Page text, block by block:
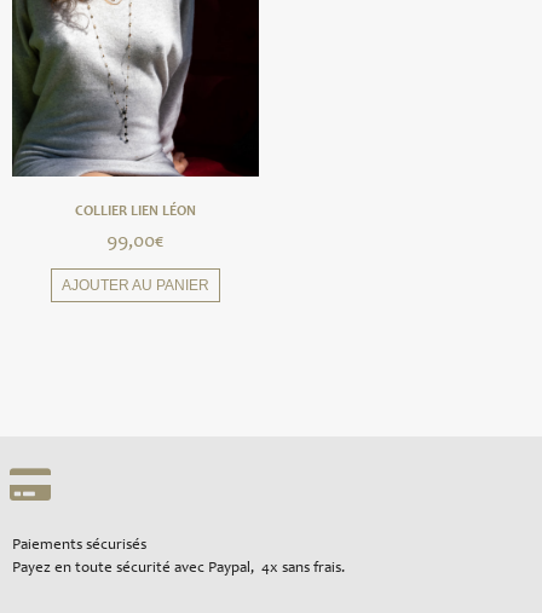
COLLIER LIEN LÉON
99,00€
AJOUTER AU PANIER
Paiements sécurisés
Payez en toute sécurité avec Paypal, 4x sans frais.